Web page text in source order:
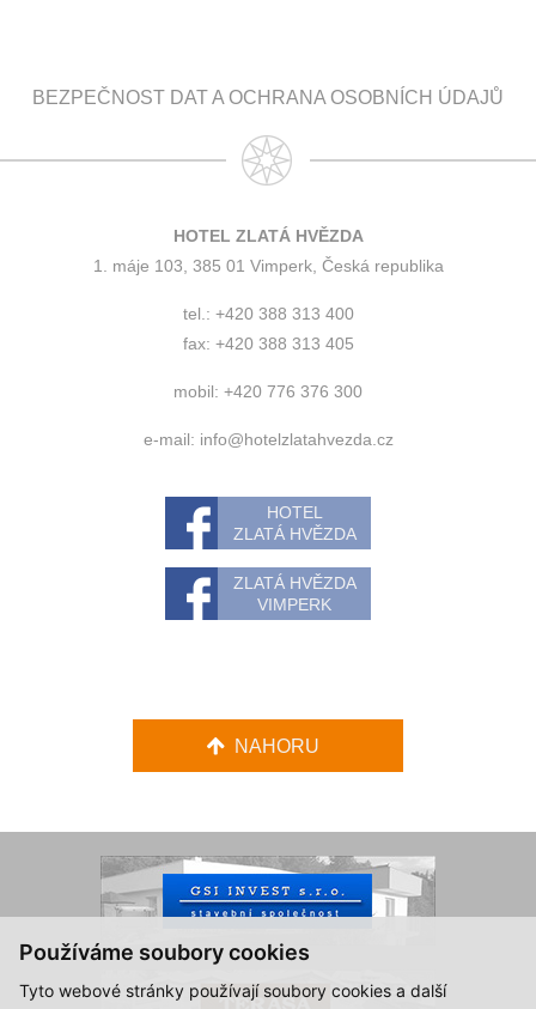
Používáme soubory cookies
Tyto webové stránky používají soubory cookies a další
BEZPEČNOST DAT A OCHRANA OSOBNÍCH ÚDAJŮ
HOTEL ZLATÁ HVĚZDA
1. máje 103, 385 01 Vimperk, Česká republika
tel.: +420 388 313 400
fax: +420 388 313 405
mobil: +420 776 376 300
e-mail: info@hotelzlatahvezda.cz
HOTEL
ZLATÁ HVĚZDA
ZLATÁ HVĚZDA
VIMPERK
NAHORU